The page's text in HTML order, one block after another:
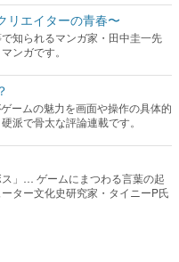
リエイターの青春〜
知られるマンガ家・田中圭一先
ンガです。
ームの魅力を画面や操作の具体的
派で骨太な評論連載です。
ス」… ゲームにまつわる言葉の起
ター文化史研究家・タイニーP氏